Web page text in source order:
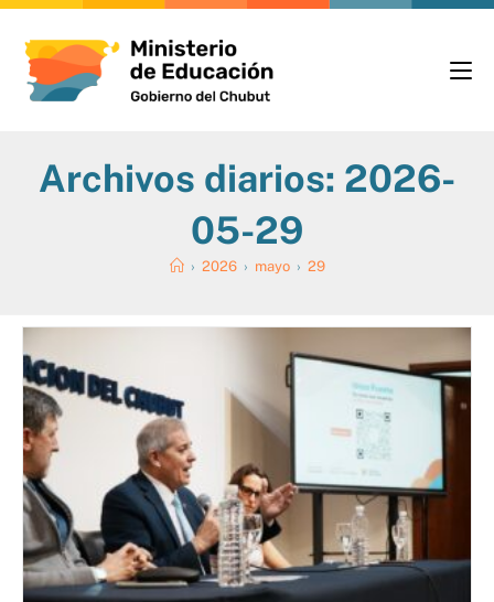
Archivos diarios: 2026-
05-29
› 2026 › mayo › 29